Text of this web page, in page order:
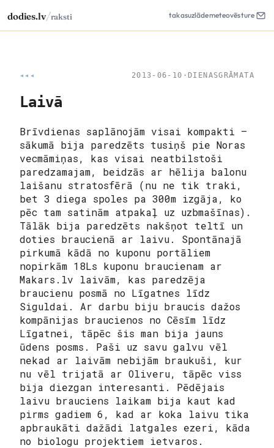
dodies.lv/raksti takasuzlādemeteovēsture
◂◂◂ 2013-06-10 · DIENASGRĀMATA
Laivā
Brīvdienas saplānojām visai kompakti –
sākumā bija paredzēts tusiņš pie Noras
vecmāmiņas, kas visai neatbilstoši
paredzamajam, beidzās ar hēlija balonu
laišanu stratosfērā (nu ne tik traki,
bet 3 diega spoles pa 300m izgāja, ko
pēc tam satinām atpakaļ uz uzbmašīnas).
Tālāk bija paredzēts nakšņot teltī un
doties braucienā ar laivu. Spontānajā
pirkumā kādā no kuponu portāliem
nopirkām 18Ls kuponu braucienam ar
Makars.lv laivām, kas paredzēja
braucienu posmā no Līgatnes līdz
Siguldai. Ar darbu biju braucis dažos
kompānijas braucienos no Cēsīm līdz
Līgatnei, tāpēc šis man bija jauns
ūdens posms. Paši uz savu galvu vēl
nekad ar laivām nebijām braukuši, kur
nu vēl trijatā ar Oliveru, tāpēc viss
bija diezgan interesanti. Pēdējais
laivu brauciens laikam bija kaut kad
pirms gadiem 6, kad ar koka laivu tika
apbraukāti dažādi latgales ezeri, kāda
no biologu projektiem ietvaros.